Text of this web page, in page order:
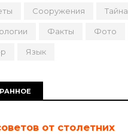
Сооружения Тайна
Факты Фото
Язык
от столетних